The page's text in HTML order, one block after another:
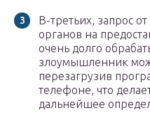
В-третьих, запрос
органов на
очень долго
злоумышленник
перезагрузив
телефоне, что
дальнейшее